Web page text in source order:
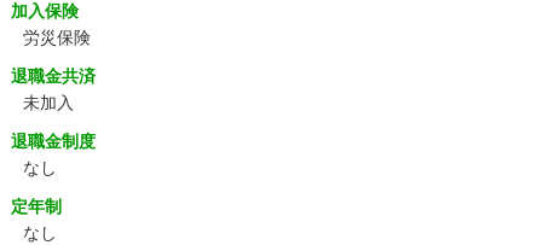
加入保険
労災保険
退職金共済
未加入
退職金制度
なし
定年制
なし